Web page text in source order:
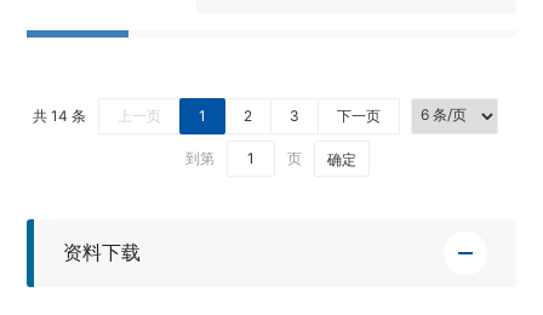
共 14 条 上一页 1 2 3 下一页
到第 页 确定
资料下载